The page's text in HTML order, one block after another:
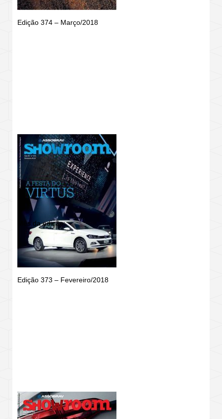
Edição 374 – Março/2018
Edição 373 – Fevereiro/2018
Mês da edição: